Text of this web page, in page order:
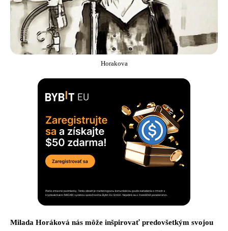
Horakova
Milada Horáková nás môže inšpirovať predovšetkým svojou